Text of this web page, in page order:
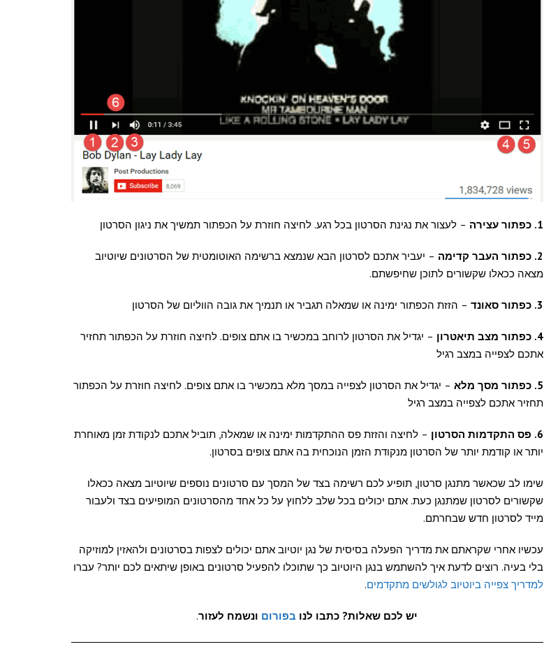
1. כפתור עצירה – לעצור את נגינת הסרטון בכל רגע. לחיצה חוזרת על הכפתור תמשיך את ניגון הסרטון
2. כפתור העבר קדימה
– יעביר אתכם לסרטון הבא שנמצא ברשימה האוטומטית של הסרטונים שיוטיוב
מצאה ככאלו שקשורים לתוכן שחיפשתם.
3. כפתור סאונד – הזזת הכפתור ימינה או שמאלה תגביר או תנמיך את גובה הווליום של הסרטון
4. כפתור מצב תיאטרון – יגדיל את הסרטון לרוחב במכשיר בו אתם צופים. לחיצה חוזרת על הכפתור תחזיר
אתכם לצפייה במצב רגיל
5. כפתור מסך מלא – יגדיל את הסרטון לצפייה במסך מלא במכשיר בו אתם צופים. לחיצה חוזרת על הכפתור
תחזיר אתכם לצפייה במצב רגיל
6. פס התקדמות הסרטון – לחיצה והזזת פס ההתקדמות ימינה או שמאלה, תוביל אתכם לנקודת זמן מאוחרת
יותר או קודמת יותר של הסרטון מנקודת הזמן הנוכחית בה אתם צופים בסרטון.
שימו לב שכאשר מתנגן סרטון, תופיע לכם רשימה בצד של המסך עם סרטונים נוספים שיוטיוב מצאה ככאלו
שקשורים לסרטון שמתנגן כעת. אתם יכולים בכל שלב ללחוץ על כל אחד מהסרטונים המופיעים בצד ולעבור
מייד לסרטון חדש שבחרתם.
עכשיו אחרי שקראתם את מדריך הפעלה בסיסית של נגן יוטיוב אתם יכולים לצפות בסרטונים ולהאזין למוזיקה
בלי בעיה. רוצים לדעת איך להשתמש בנגן היוטיוב כך שתוכלו להפעיל סרטונים באופן שיתאים לכם יותר? עברו
למדריך צפייה ביוטיוב לגולשים מתקדמים.
יש לכם שאלות? כתבו לנו בפורום ונשמח לעזור.